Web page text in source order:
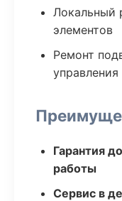
Локальный
элементов
Ремонт
управления
Гарантия
работы
Сервис в